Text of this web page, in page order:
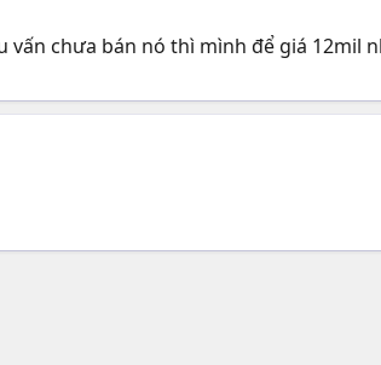
vấn chưa bán nó thì mình để giá 12mil